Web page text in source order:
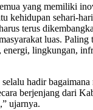
yang memiliki
kehidupan sehari-
terus
luas.
energi, lingkungan,
hadir
berjenjang dari
ujarnya.